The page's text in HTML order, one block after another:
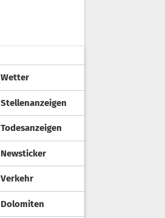
Wetter
Stellenanzeigen
Todesanzeigen
Newsticker
Verkehr
Dolomiten